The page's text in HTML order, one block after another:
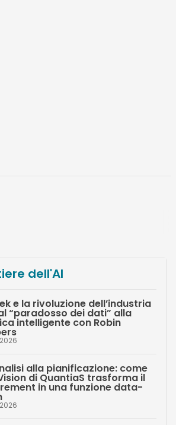
dell'AI
e la rivoluzione dell’industria
“paradosso dei dati” alla
intelligente con Robin
alla pianificazione: come
di QuantiaS trasforma il
in una funzione data-